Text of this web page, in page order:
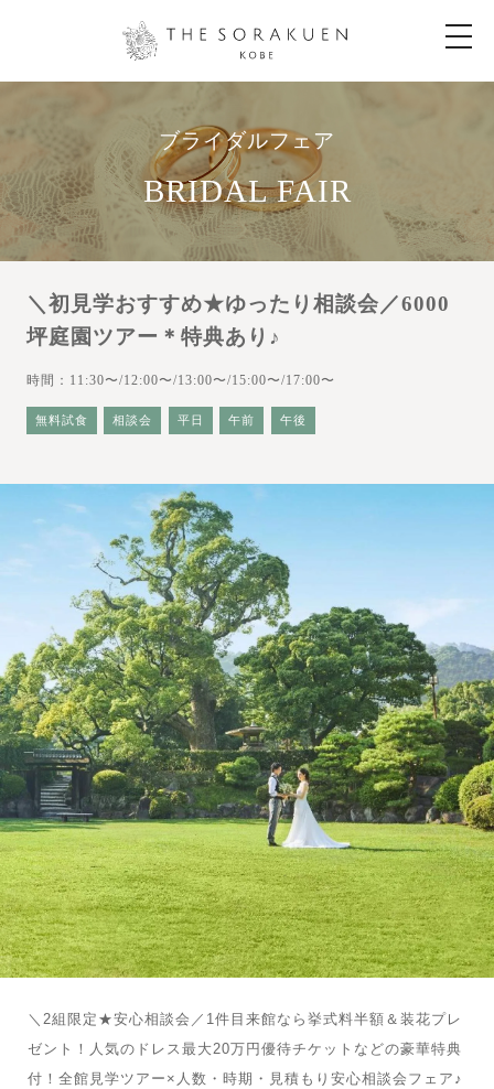
t
o
g
a
t
o
ブライダルフェア
BRIDAL FAIR
＼初見学おすすめ★ゆったり相談会／6000
坪庭園ツアー＊特典あり♪
時間：11:30〜/12:00〜/13:00〜/15:00〜/17:00〜
無料試食 相談会 平日 午前 午後
＼2組限定★安心相談会／1件目来館なら挙式料半額＆装花プレ
ゼント！人気のドレス最大20万円優待チケットなどの豪華特典
付！全館見学ツアー×人数・時期・見積もり安心相談会フェア♪